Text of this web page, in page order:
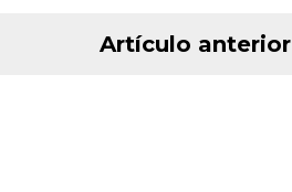
Artículo anterior